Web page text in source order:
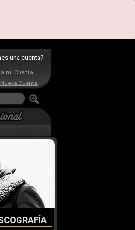
una cuenta?
mi Cuenta
Cuenta